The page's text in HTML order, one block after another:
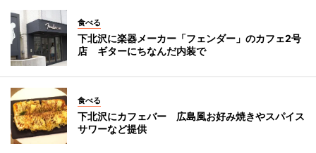
食べる
下北沢に楽器メーカー「フェンダー」のカフェ2号
店 ギターにちなんだ内装で
食べる
下北沢にカフェバー 広島風お好み焼きやスパイス
サワーなど提供